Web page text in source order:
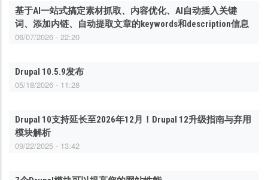
基于AI一站式搞定素材抓取、内容优化、AI自动插入关键
词、添加内链、自动提取文章的keywords和description信息
06/07/2026 - 22:20
Drupal 10.5.9发布
05/18/2026 - 11:28
Drupal 10支持延长至2026年12月！Drupal 12升级指南与弃用
模块解析
09/22/2025 - 13:42